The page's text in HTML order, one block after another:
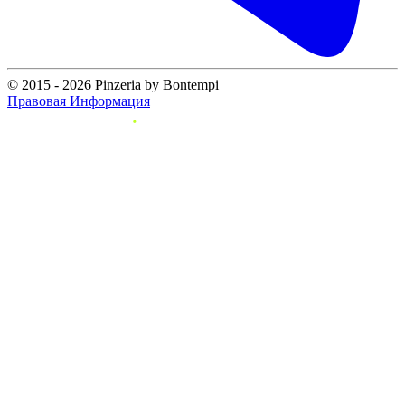
© 2015 - 2026 Pinzeria by Bontempi
Правовая Информация